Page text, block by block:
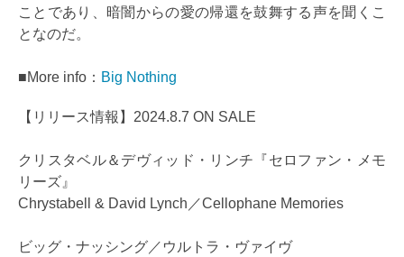
ことであり、暗闇からの愛の帰還を鼓舞する声を聞くこ
となのだ。
■More info： Big Nothing
【リリース情報】2024.8.7 ON SALE
クリスタベル＆デヴィッド・リンチ『セロファン・メモ
リーズ』
Chrystabell & David Lynch／Cellophane Memories
ビッグ・ナッシング／ウルトラ・ヴァイヴ